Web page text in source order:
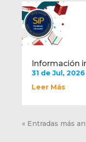
Información
31 de Jul, 2026
Leer Más
« Entradas más